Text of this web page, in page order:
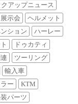
クアップニュース
展示会
ヘルメット
ション
ハーレー
ドゥカティ
ツーリング
輸入車
ー
KTM
パーツ